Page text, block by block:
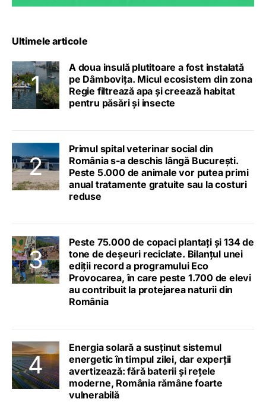
Ultimele articole
A doua insulă plutitoare a fost instalată
pe Dâmbovița. Micul ecosistem din zona
Regie filtrează apa și creează habitat
pentru păsări și insecte
Primul spital veterinar social din
România s-a deschis lângă București.
Peste 5.000 de animale vor putea primi
anual tratamente gratuite sau la costuri
reduse
Peste 75.000 de copaci plantați și 134 de
tone de deșeuri reciclate. Bilanțul unei
ediții record a programului Eco
Provocarea, în care peste 1.700 de elevi
au contribuit la protejarea naturii din
România
Energia solară a susținut sistemul
energetic în timpul zilei, dar experții
avertizează: fără baterii și rețele
moderne, România rămâne foarte
vulnerabilă